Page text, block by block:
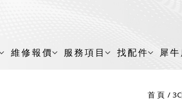
維修報價 服務項目 找配件 犀
首 頁